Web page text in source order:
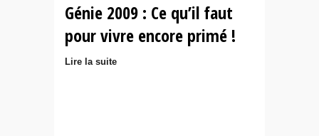
Génie 2009 : Ce qu’il faut
pour vivre encore primé !
Lire la suite